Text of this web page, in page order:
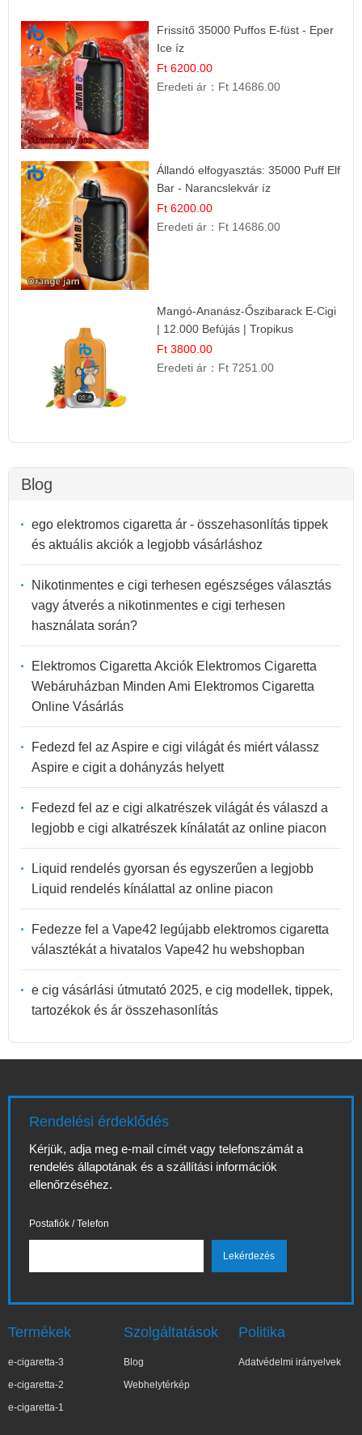
Frissítő 35000 Puffos E-füst - Eper
Ice íz
Ft 6200.00
Eredeti ár： Ft 14686.00
Állandó elfogyasztás: 35000 Puff Elf
Bar - Narancslekvár íz
Ft 6200.00
Eredeti ár： Ft 14686.00
Mangó-Ananász-Őszibarack E-Cigi
| 12.000 Befújás | Tropikus
Gyümölcs Íz
Ft 3800.00
Eredeti ár： Ft 7251.00
Blog
ego elektromos cigaretta ár - összehasonlítás tippek
és aktuális akciók a legjobb vásárláshoz
Nikotinmentes e cigi terhesen egészséges választás
vagy átverés a nikotinmentes e cigi terhesen
használata során?
Elektromos Cigaretta Akciók Elektromos Cigaretta
Webáruházban Minden Ami Elektromos Cigaretta
Online Vásárlás
Fedezd fel az Aspire e cigi világát és miért válassz
Aspire e cigit a dohányzás helyett
Fedezd fel az e cigi alkatrészek világát és válaszd a
legjobb e cigi alkatrészek kínálatát az online piacon
Liquid rendelés gyorsan és egyszerűen a legjobb
Liquid rendelés kínálattal az online piacon
Fedezze fel a Vape42 legújabb elektromos cigaretta
választékát a hivatalos Vape42 hu webshopban
e cig vásárlási útmutató 2025, e cig modellek, tippek,
tartozékok és ár összehasonlítás
Rendelési érdeklődés
Kérjük, adja meg e-mail címét vagy telefonszámát a
rendelés állapotának és a szállítási információk
ellenőrzéséhez.
Postafiók / Telefon
Termékek
e-cigaretta-3
e-cigaretta-2
e-cigaretta-1
Szolgáltatások
Blog
Webhelytérkép
Politika
Adatvédelmi irányelvek